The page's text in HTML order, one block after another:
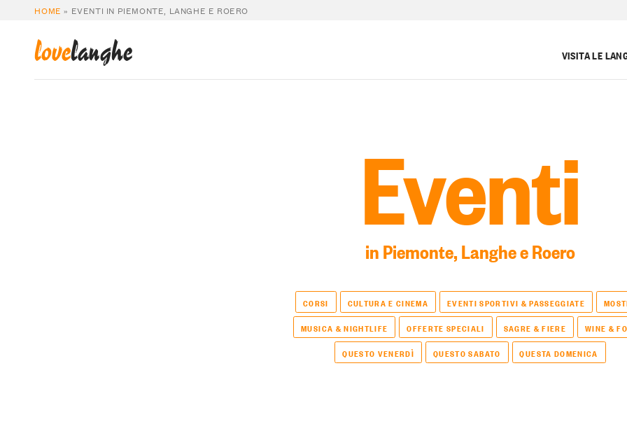
HOME » EVENTI IN PIEMONTE, LANGHE E ROERO
lovelanghe VISITA LE
Eventi
in Piemonte, Langhe e Roero
CORSI CULTURA E CINEMA EVENTI SPORTIVI & PASSEGGIATE
MUSICA & NIGHTLIFE OFFERTE SPECIALI SAGRE & FIERE WINE &
QUESTO VENERDÌ QUESTO SABATO QUESTA DOMENICA